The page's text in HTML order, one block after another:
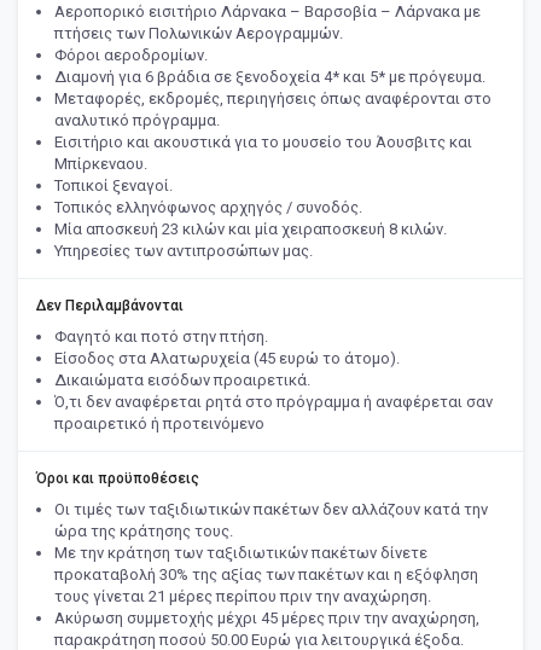
Αεροπορικό εισιτήριο Λάρνακα – Βαρσοβία – Λάρνακα με
πτήσεις των Πολωνικών Αερογραμμών.
Φόροι αεροδρομίων.
Διαμονή για 6 βράδια σε ξενοδοχεία 4* και 5* με πρόγευμα.
Μεταφορές, εκδρομές, περιηγήσεις όπως αναφέρονται στο
αναλυτικό πρόγραμμα.
Εισιτήριο και ακουστικά για το μουσείο του Άουσβιτς και
Μπίρκεναου.
Τοπικοί ξεναγοί.
Τοπικός ελληνόφωνος αρχηγός / συνοδός.
Μία αποσκευή 23 κιλών και μία χειραποσκευή 8 κιλών.
Υπηρεσίες των αντιπροσώπων μας.
Δεν Περιλαμβάνονται
Φαγητό και ποτό στην πτήση.
Είσοδος στα Αλατωρυχεία (45 ευρώ το άτομο).
Δικαιώματα εισόδων προαιρετικά.
Ό,τι δεν αναφέρεται ρητά στο πρόγραμμα ή αναφέρεται σαν
προαιρετικό ή προτεινόμενο
Όροι και προϋποθέσεις
Οι τιμές των ταξιδιωτικών πακέτων δεν αλλάζουν κατά την
ώρα της κράτησης τους.
Με την κράτηση των ταξιδιωτικών πακέτων δίνετε
προκαταβολή 30% της αξίας των πακέτων και η εξόφληση
τους γίνεται 21 μέρες περίπου πριν την αναχώρηση.
Ακύρωση συμμετοχής μέχρι 45 μέρες πριν την αναχώρηση,
παρακράτηση ποσού 50.00 Ευρώ για λειτουργικά έξοδα.